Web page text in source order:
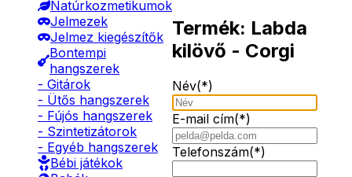
Natúrkozmetikumok
Jelmezek
Jelmez kiegészítők
Bontempi
hangszerek
- Gitárok
- Ütős hangszerek
- Fújós hangszerek
- Szintetizátorok
- Egyéb hangszerek
Bébi játékok
Termék: Labda
kilövő - Corgi
Név(*)
E-mail cím(*)
Telefonszám(*)